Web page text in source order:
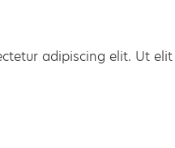
adipiscing elit. Ut